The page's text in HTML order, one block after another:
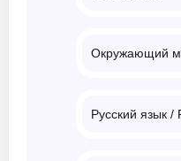
Окружающий
Русский язык /